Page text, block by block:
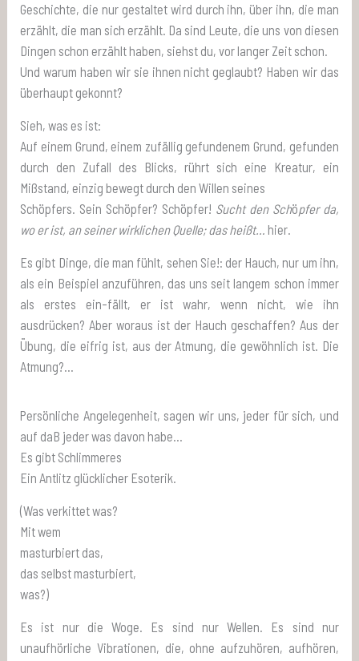
Geschichte, die nur gestaltet wird durch ihn, über ihn, die man
erzählt, die man sich erzählt. Da sind Leute, die uns von diesen
Dingen schon erzählt haben, siehst du, vor langer Zeit schon.
Und warum haben wir sie ihnen nicht geglaubt? Haben wir das
überhaupt gekonnt?
Sieh, was es ist:
Auf einem Grund, einem zufällig gefundenem Grund, gefunden
durch den Zufall des Blicks, rührt sich eine Kreatur, ein
Mißstand, einzig bewegt durch den Willen seines
Schöpfers. Sein Schöpfer? Schöpfer! Sucht den Schöpfer da,
wo er ist, an seiner wirklichen Quelle; das heißt… hier.
Es gibt Dinge, die man fühlt, sehen Sie!: der Hauch, nur um ihn,
als ein Beispiel anzuführen, das uns seit langem schon immer
als erstes ein-fällt, er ist wahr, wenn nicht, wie ihn
ausdrücken? Aber woraus ist der Hauch geschaffen? Aus der
Übung, die eifrig ist, aus der Atmung, die gewöhnlich ist. Die
Atmung?…
Persönliche Angelegenheit, sagen wir uns, jeder für sich, und
auf daB jeder was davon habe…
Es gibt Schlimmeres
Ein Antlitz glücklicher Esoterik.
(Was verkittet was?
Mit wem
masturbiert das,
das selbst masturbiert,
was?)
Es ist nur die Woge. Es sind nur Wellen. Es sind nur
unaufhörliche Vibrationen, die, ohne aufzuhören, aufhören,